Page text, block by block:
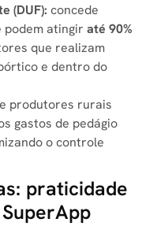
(DUF): concede
atingir até 90%
que realizam
e dentro do
produtores rurais
gastos de pedágio
o controle
praticidade